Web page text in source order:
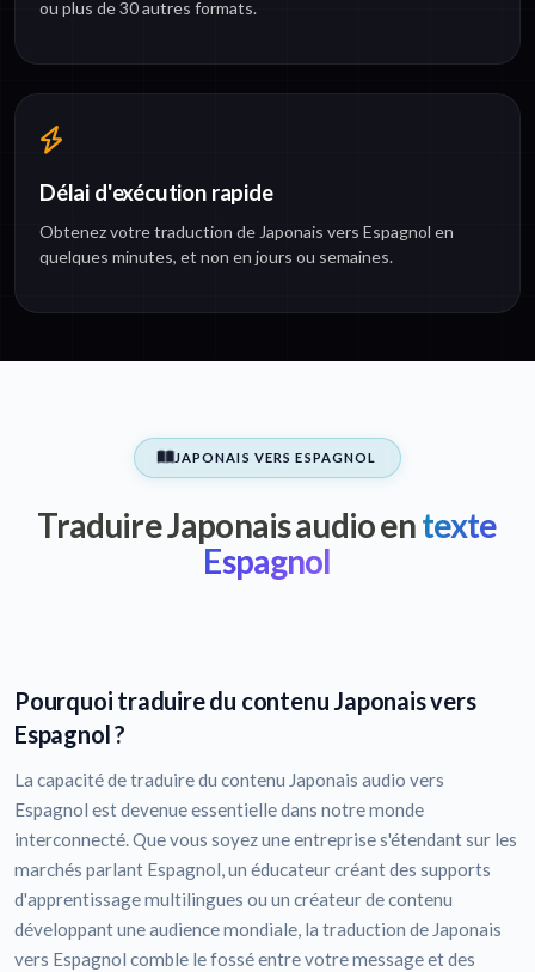
ou plus de 30 autres formats.
Délai d'exécution rapide
Obtenez votre traduction de Japonais vers Espagnol en
quelques minutes, et non en jours ou semaines.
JAPONAIS VERS ESPAGNOL
Traduire Japonais audio entexte
Espagnol
Pourquoi traduire du contenu Japonais vers
Espagnol ?
La capacité de traduire du contenu Japonais audio vers
Espagnol est devenue essentielle dans notre monde
interconnecté. Que vous soyez une entreprise s'étendant sur les
marchés parlant Espagnol, un éducateur créant des supports
d'apprentissage multilingues ou un créateur de contenu
développant une audience mondiale, la traduction de Japonais
vers Espagnol comble le fossé entre votre message et des